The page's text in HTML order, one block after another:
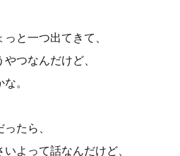
と一つ出てきて、
つなんだけど、
。
たら、
よって話なんだけど、